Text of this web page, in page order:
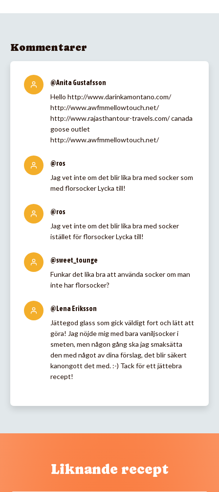
Kommentarer
@Anita Gustafsson
Hello http://www.darinkamontano.com/
http://www.awfmmellowtouch.net/
http://www.rajasthantour-travels.com/ canada
goose outlet
http://www.awfmmellowtouch.net/
@ros
Jag vet inte om det blir lika bra med socker som
med florsocker Lycka till!
@ros
Jag vet inte om det blir lika bra med socker
istället för florsocker Lycka till!
@sweet_tounge
Funkar det lika bra att använda socker om man
inte har florsocker?
@Lena Eriksson
Jättegod glass som gick väldigt fort och lätt att
göra! Jag nöjde mig med bara vaniljsocker i
smeten, men någon gång ska jag smaksätta
den med något av dina förslag, det blir säkert
kanongott det med. :-) Tack för ett jättebra
recept!
Liknande recept